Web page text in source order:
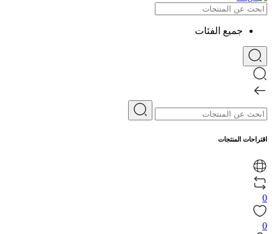
جميع الفئات
اقتراحات المنتجات
0
0